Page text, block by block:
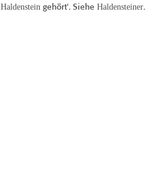
Haldensteingehört'. Siehe Haldensteiner.